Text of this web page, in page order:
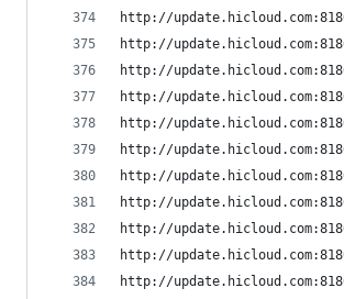
http://
http://
http://
http://
http://
http://
http://
http://
http://
http://
http://